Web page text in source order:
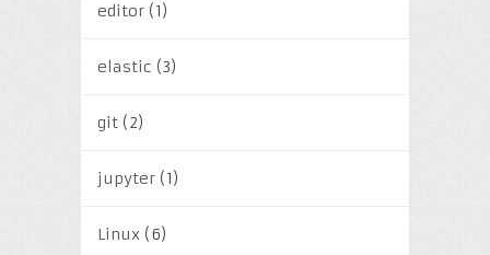
editor(1)
elastic (3)
git(2)
jupyter(1)
Linux(6)